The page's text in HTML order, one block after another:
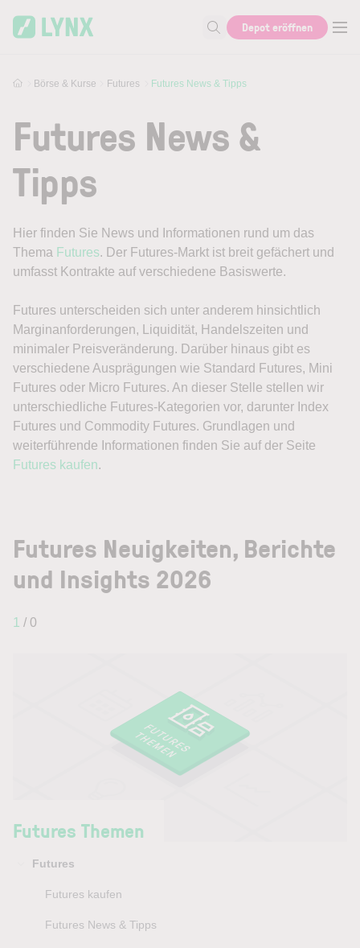
Suche nach Aktie, Autor...
Depot eröffnen
Börse & Kurse Futures Futures News & Tipps
Futures News &
Tipps
Hier finden Sie News und Informationen rund um das
Thema Futures. Der Futures-Markt ist breit gefächert und
umfasst Kontrakte auf verschiedene Basiswerte.
Futures unterscheiden sich unter anderem hinsichtlich
Marginanforderungen, Liquidität, Handelszeiten und
minimaler Preisveränderung. Darüber hinaus gibt es
verschiedene Ausprägungen wie Standard Futures, Mini
Futures oder Micro Futures. An dieser Stelle stellen wir
unterschiedliche Futures-Kategorien vor, darunter Index
Futures und Commodity Futures. Grundlagen und
weiterführende Informationen finden Sie auf der Seite
Futures kaufen.
Futures Neuigkeiten, Berichte
und Insights 2026
1 / 0
Futures Themen
Futures
Futures kaufen
Futures News & Tipps